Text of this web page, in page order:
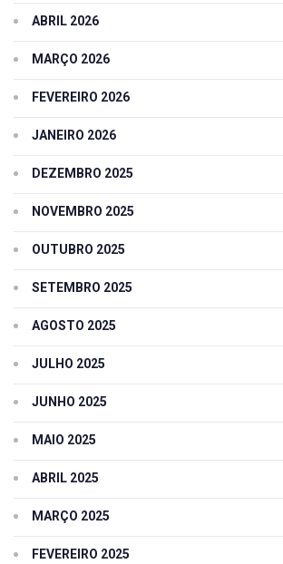
ABRIL 2026
MARÇO 2026
FEVEREIRO 2026
JANEIRO 2026
DEZEMBRO 2025
NOVEMBRO 2025
OUTUBRO 2025
SETEMBRO 2025
AGOSTO 2025
JULHO 2025
JUNHO 2025
MAIO 2025
ABRIL 2025
MARÇO 2025
FEVEREIRO 2025